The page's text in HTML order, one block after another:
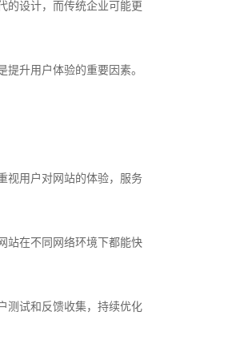
的设计，而传统企业可能更
升用户体验的重要因素。
视用户对网站的体验，服务
站在不同网络环境下都能快
测试和反馈收集，持续优化